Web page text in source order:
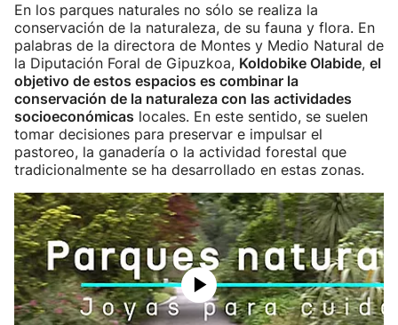
En los parques naturales no sólo se realiza la
conservación de la naturaleza, de su fauna y flora. En
palabras de la directora de Montes y Medio Natural de
la Diputación Foral de Gipuzkoa, Koldobike Olabide, el
objetivo de estos espacios es combinar la
conservación de la naturaleza con las actividades
socioeconómicas locales. En este sentido, se suelen
tomar decisiones para preservar e impulsar el
pastoreo, la ganadería o la actividad forestal que
tradicionalmente se ha desarrollado en estas zonas.